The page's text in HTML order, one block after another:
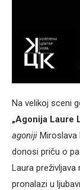
Na velikoj sceni
„Agonija Laure
agoniji Miroslava
donosi priču o
Laura
pronalazi u